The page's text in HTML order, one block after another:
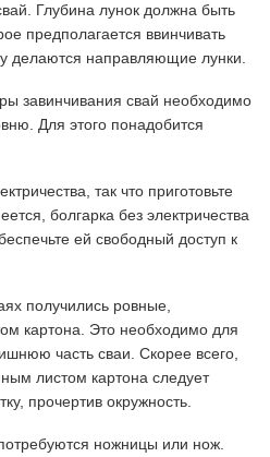
Глубина лунок должна быть
предполагается ввинчивать
делаются направляющие лунки.
завинчивания свай необходимо
Для этого понадобится
так что приготовьте
болгарка без электричества
ей свободный доступ к
получились ровные,
картона. Это необходимо для
часть сваи. Скорее всего,
листом картона следует
прочертив окружность.
ножницы или нож.